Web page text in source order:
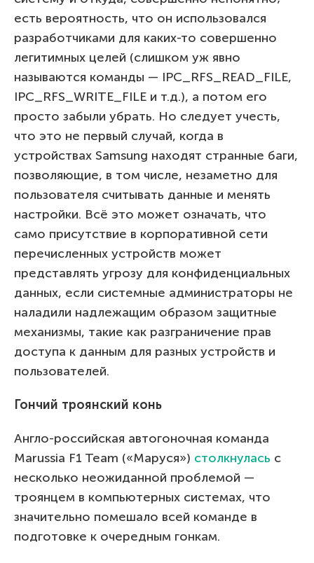
есть вероятность, что он использовался
разработчиками для каких-то совершенно
легитимных целей (слишком уж явно
называются команды — IPC_RFS_READ_FILE,
IPC_RFS_WRITE_FILE и т.д.), а потом его
просто забыли убрать. Но следует учесть,
что это не первый случай, когда в
устройствах Samsung находят странные баги,
позволяющие, в том числе, незаметно для
пользователя считывать данные и менять
настройки. Всё это может означать, что
само присутствие в корпоративной сети
перечисленных устройств может
представлять угрозу для конфиденциальных
данных, если системные администраторы не
наладили надлежащим образом защитные
механизмы, такие как разграничение прав
доступа к данным для разных устройств и
пользователей.
Гончий троянский конь
Англо-российская автогоночная команда
Marussia F1 Team («Маруся») столкнулась с
несколько неожиданной проблемой —
троянцем в компьютерных системах, что
значительно помешало всей команде в
подготовке к очередным гонкам.